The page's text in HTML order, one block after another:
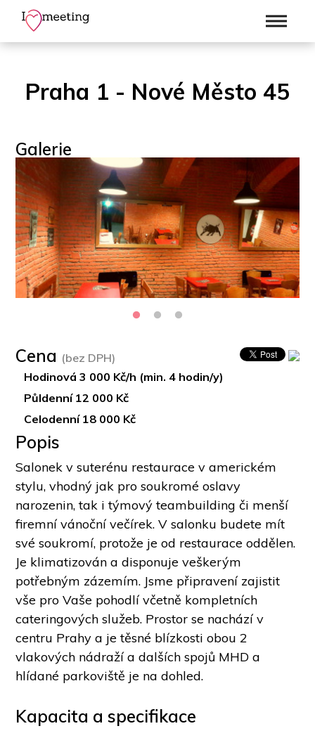
Praha 1 - Nové Město 45
Galerie
Cena (bez DPH)
Hodinová 3 000 Kč/h (min. 4 hodin/y)
Půldenní 12 000 Kč
Celodenní 18 000 Kč
Popis
Salonek v suterénu restaurace v americkém
stylu, vhodný jak pro soukromé oslavy
narozenin, tak i týmový teambuilding či menší
firemní vánoční večírek. V salonku budete mít
své soukromí, protože je od restaurace oddělen.
Je klimatizován a disponuje veškerým
potřebným zázemím. Jsme připravení zajistit
vše pro Vaše pohodlí včetně kompletních
cateringových služeb. Prostor se nachází v
centru Prahy a je těsné blízkosti obou 2
vlakových nádraží a dalších spojů MHD a
hlídané parkoviště je na dohled.
Kapacita a specifikace